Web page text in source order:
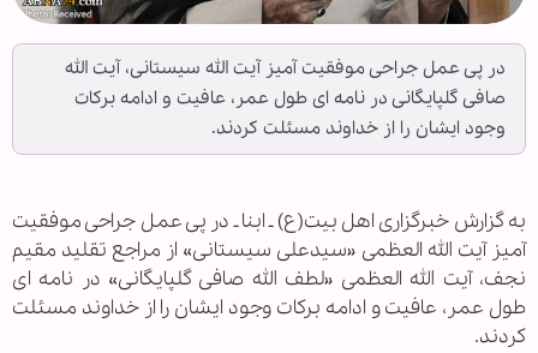
در پی عمل جراحی موفقیت آمیز آیت الله سیستانی، آیت الله
صافی گلپایگانی در نامه ای طول عمر، عافیت و ادامه برکات
وجود ایشان را از خداوند مسئلت کردند.
به گزارش خبرگزاری اهل بیت(ع) ـ ابنا ـ در پی عمل جراحی موفقیت
آمیز آیت الله العظمی «سیدعلی سیستانی» از مراجع تقلید مقیم
نجف، آیت الله العظمی «لطف الله صافی گلپایگانی» در نامه ای
طول عمر، عافیت و ادامه برکات وجود ایشان را از خداوند مسئلت
کردند.